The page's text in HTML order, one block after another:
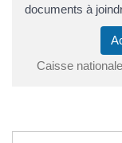
documents à
Caisse